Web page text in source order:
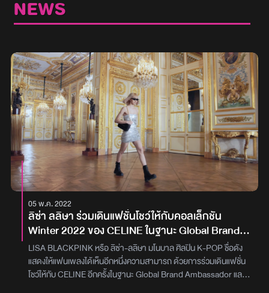
NEWS
05 พ.ค. 2022
ลิซ่า ลลิษา ร่วมเดินแฟชั่นโชว์ให้กับคอลเล็กชัน
Winter 2022 ของ CELINE ในฐานะ Global Brand
Ambassador
LISA BLACKPINK หรือ ลิซ่า-ลลิษา มโนบาล ศิลปิน K-POP ชื่อดัง
แสดงให้แฟนเพลงได้เห็นอีกหนึ่งความสามารถ ด้วยการร่วมเดินแฟชั่น
โชว์ให้กับ CELINE อีกครั้งในฐานะ Global Brand Ambassador และ